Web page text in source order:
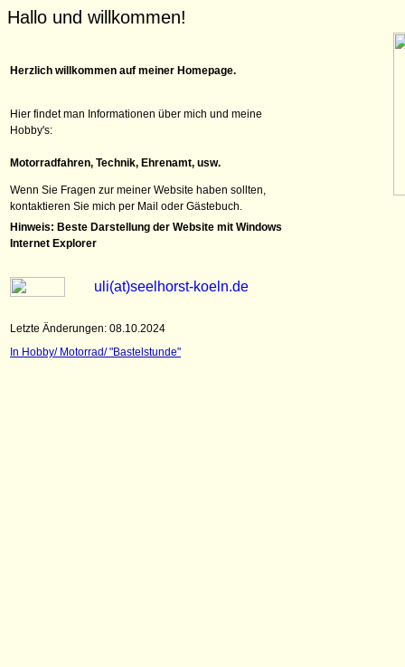
Hallo und willkommen!
Herzlich willkommen auf meiner Homepage.
Hier findet man Informationen über mich und meine
Hobby's:
Motorradfahren, Technik, Ehrenamt, usw.
Wenn Sie Fragen zur meiner Website haben sollten,
kontaktieren Sie mich per Mail oder Gästebuch.
Hinweis: Beste Darstellung der Website mit Windows
Internet Explorer
uli(at)seelhorst-koeln.de
Letzte Änderungen: 08.10.2024
In Hobby/ Motorrad/ "Bastelstunde"